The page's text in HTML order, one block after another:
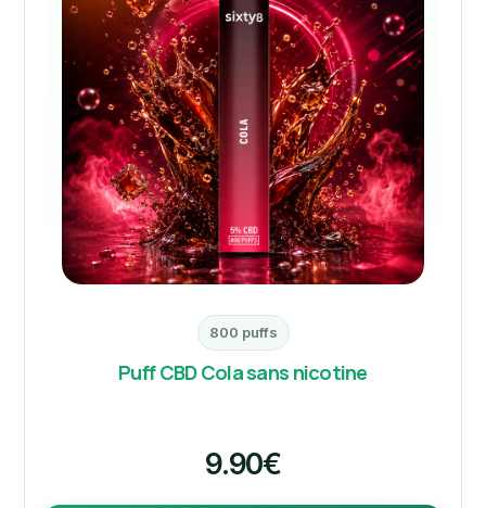
800 puffs
Puff CBD Cola sans nicotine
9.90€